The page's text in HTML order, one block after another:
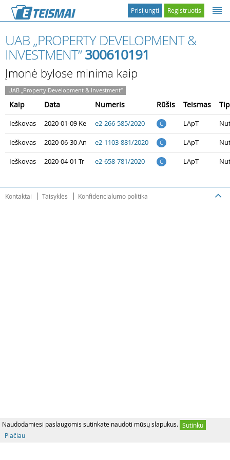
Naudodamiesi paslaugomis sutinkate naudoti mūsų slapukus. Sutinku
Plačiau
Registruotis
Prisijungti
UAB „PROPERTY DEVELOPMENT &
INVESTMENT“300610191
Įmonė bylose minima kaip
UAB „Property Development & Investment“
Kaip Data Numeris Rūšis Teismas
Ieškovas 2020-01-09 Ke e2-266-585/2020 C LApT
Ieškovas 2020-06-30 An e2-1103-881/2020 C LApT
Ieškovas 2020-04-01 Tr e2-658-781/2020 C LApT
Kontaktai Taisyklės Konfidencialumo politika